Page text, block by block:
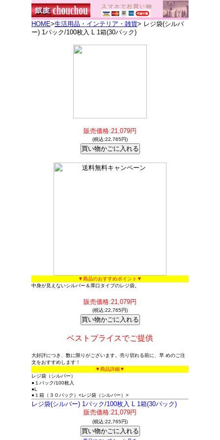
HOME>生活用品・インテリア・雑貨> レジ袋(シルバ
ー) 1パック/100枚入 L 1箱(30パック)
販売価格:21,079円
(税込:22,765円)
▼商品のおすすめポイント▼
中身が見えないシルバー＆厚口タイプのレジ袋。
販売価格:21,079円
(税込:22,765円)
ベストプライスでご提供
大好評につき、数に限りがございます。売り切れる前に、早 めのご注
文をおすすめします！
▼商品詳細▼
レジ袋（シルバー）
●１パック/100枚入
●L
●１箱（３０パック）<レジ袋（シルバー）>
レジ袋(シルバー) 1パック/100枚入 L 1箱(30パック)
販売価格:21,079円
(税込:22,765円)